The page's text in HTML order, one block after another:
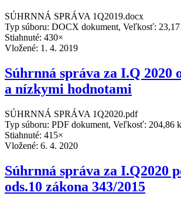
SÚHRNNÁ SPRÁVA 1Q2019.docx
Typ súboru: DOCX dokument, Veľkosť:
Stiahnuté: 430×
Vložené: 1. 4. 2019
Súhrnná správa za I.Q 2020
a nízkymi hodnotami
SÚHRNNÁ SPRÁVA 1Q2020.pdf
Typ súboru: PDF dokument, Veľkosť: 204,86
Stiahnuté: 415×
Vložené: 6. 4. 2020
Súhrnná správa za I.Q2020
ods.10 zákona 343/2015